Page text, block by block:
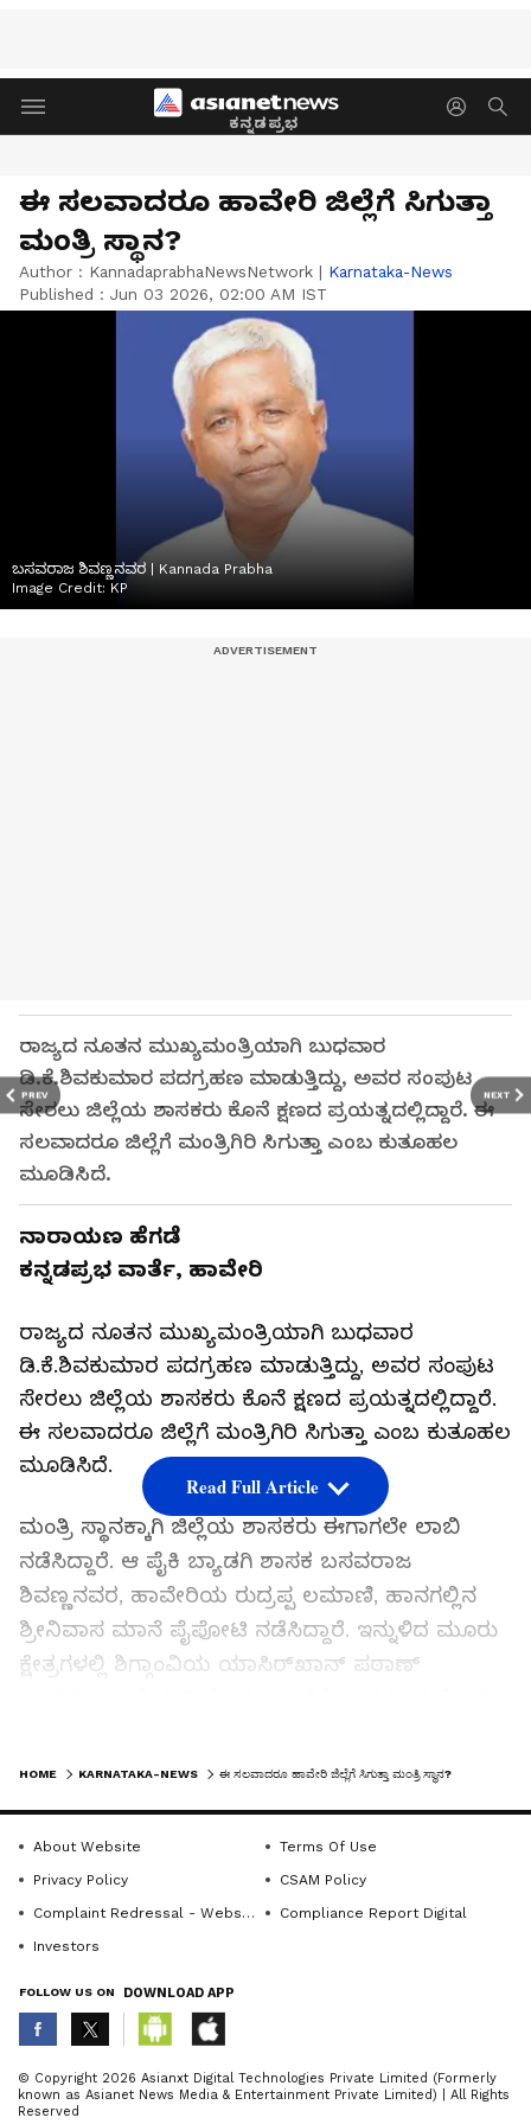
ಕನ್ನಡಪ್ರಭ
PREV NEXT
ಈ ಸಲವಾದರೂ ಹಾವೇರಿ ಜಿಲ್ಲೆಗೆ ಸಿಗುತ್ತಾ
ಮಂತ್ರಿ ಸ್ಥಾನ?
Author : KannadaprabhaNewsNetwork | Karnataka-News
Published : Jun 03 2026, 02:00 AM IST
ಬಸವರಾಜ ಶಿವಣ್ಣನವರ | Kannada Prabha
Image Credit: KP
ರಾಜ್ಯದ ನೂತನ ಮುಖ್ಯಮಂತ್ರಿಯಾಗಿ ಬುಧವಾರ
ಡಿ.ಕೆ.ಶಿವಕುಮಾರ ಪದಗ್ರಹಣ ಮಾಡುತ್ತಿದ್ದು, ಅವರ ಸಂಪುಟ
ಸೇರಲು ಜಿಲ್ಲೆಯ ಶಾಸಕರು ಕೊನೆ ಕ್ಷಣದ ಪ್ರಯತ್ನದಲ್ಲಿದ್ದಾರೆ. ಈ
ಸಲವಾದರೂ ಜಿಲ್ಲೆಗೆ ಮಂತ್ರಿಗಿರಿ ಸಿಗುತ್ತಾ ಎಂಬ ಕುತೂಹಲ
ಮೂಡಿಸಿದೆ.
ನಾರಾಯಣ ಹೆಗಡೆ
ಕನ್ನಡಪ್ರಭ ವಾರ್ತೆ, ಹಾವೇರಿ
ರಾಜ್ಯದ ನೂತನ ಮುಖ್ಯಮಂತ್ರಿಯಾಗಿ ಬುಧವಾರ
ಡಿ.ಕೆ.ಶಿವಕುಮಾರ ಪದಗ್ರಹಣ ಮಾಡುತ್ತಿದ್ದು, ಅವರ ಸಂಪುಟ
ಸೇರಲು ಜಿಲ್ಲೆಯ ಶಾಸಕರು ಕೊನೆ ಕ್ಷಣದ ಪ್ರಯತ್ನದಲ್ಲಿದ್ದಾರೆ.
ಈ ಸಲವಾದರೂ ಜಿಲ್ಲೆಗೆ ಮಂತ್ರಿಗಿರಿ ಸಿಗುತ್ತಾ ಎಂಬ ಕುತೂಹಲ
ಮೂಡಿಸಿದೆ.
ಮಂತ್ರಿ ಸ್ಥಾನಕ್ಕಾಗಿ ಜಿಲ್ಲೆಯ ಶಾಸಕರು ಈಗಾಗಲೇ ಲಾಬಿ
ನಡೆಸಿದ್ದಾರೆ. ಆ ಪೈಕಿ ಬ್ಯಾಡಗಿ ಶಾಸಕ ಬಸವರಾಜ
ಶಿವಣ್ಣನವರ, ಹಾವೇರಿಯ ರುದ್ರಪ್ಪ ಲಮಾಣಿ, ಹಾನಗಲ್ಲಿನ
ಶ್ರೀನಿವಾಸ ಮಾನೆ ಪೈಪೋಟಿ ನಡೆಸಿದ್ದಾರೆ. ಇನ್ನುಳಿದ ಮೂರು
ಕ್ಷೇತ್ರಗಳಲ್ಲಿ ಶಿಗ್ಗಾಂವಿಯ ಯಾಸಿರ್‌ಖಾನ್ ಪಠಾಣ್
ಶಾಸಕರಾದವರು. ಹಿರೇಕೆರೂರಿನ ಯು.ಬಿ. ಬಣಕಾರ ಕಳೆದ
ಸಂಪುಟದಲ್ಲಿ ಅವಕಾಶ ನೀಡಿದರೆ ಈ ಮೂವರು ಪರಿಗಣನೆಗೆ
ಬರಲಿದ್ದಾರೆ. ಆ ಸಾಧ್ಯತೆ ಕಡಿಮೆ ಇರುವುದರಿಂದ ಮಂತ್ರಿ
ಸ್ಥಾನಕ್ಕೆ ಈ ಮೂವರು ಅಷ್ಟೇನೂ ಪ್ರಯತ್ನ ನಡೆಸಿಲ್ಲ. ಆದರೆ,
ಮೂವರು ಹಿರಿಯ ಶಾಸಕರು ದೆಹಲಿ, ಬೆಂಗಳೂರು
ಪ್ರಯತ್ನದಲ್ಲಿದ್ದಾರೆ.
ಎಲ್ಲ ಕ್ಷೇತ್ರಗಳಲ್ಲಿ ಕೈ ಶಾಸಕರು:ಶಿಗ್ಗಾಂವಿ ಉಪಚುನಾವಣೆ
ಗೆಲುವು ಸೇರಿದಂತೆ ಎಲ್ಲ ವಿಧಾನಸಭಾ ಕ್ಷೇತ್ರಗಳಲ್ಲಿ ಕಾಂಗ್ರೆಸ್‌
Read Full Article
ABOUT THE AUTHOR
K KannadaprabhaNewsNetwork
HOME KARNATAKA-NEWS ಈ ಸಲವಾದರೂ ಹಾವೇರಿ ಜಿಲ್ಲೆಗೆ ಸಿಗುತ್ತಾ ಮಂತ್ರಿ ಸ್ಥಾನ?
About Website
Terms Of Use
Privacy Policy
CSAM Policy
Complaint Redressal - Website
Compliance Report Digital
Investors
FOLLOW US ON DOWNLOAD APP
© Copyright 2026 Asianxt Digital Technologies Private Limited (Formerly
known as Asianet News Media & Entertainment Private Limited) | All Rights
Reserved